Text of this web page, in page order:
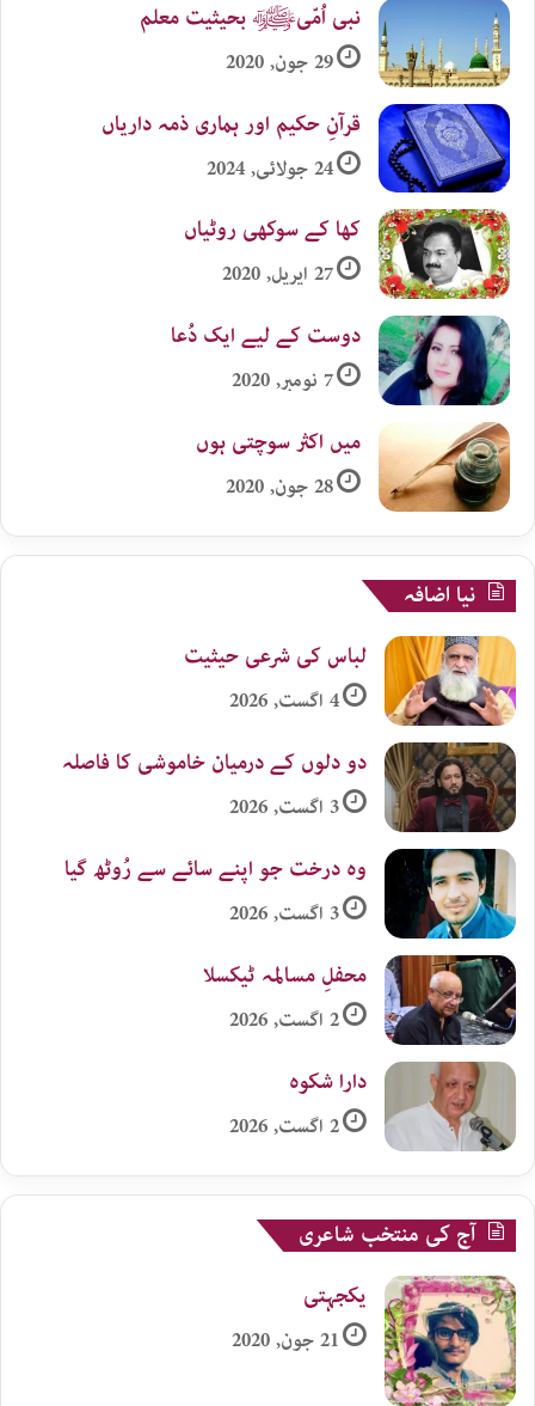
نبی اُمّیﷺ بحیثیت معلم
29 جون, 2020
قرآنِ حکیم اور ہماری ذمہ داریاں
24 جولائی, 2024
کھا کے سوکھی روٹیاں
27 اپریل, 2020
دوست کے لیے ایک دُعا
7 نومبر, 2020
میں اکثر سوچتی ہوں
28 جون, 2020
نیا اضافہ
لباس کی شرعی حیثیت
4 اگست, 2026
دو دلوں کے درمیان خاموشی کا فاصلہ
3 اگست, 2026
وہ درخت جو اپنے سائے سے رُوٹھ گیا
3 اگست, 2026
محفلِ مسالمہ ٹیکسلا
2 اگست, 2026
دارا شکوہ
2 اگست, 2026
آج کی منتخب شاعری
یکجہتی
21 جون, 2020